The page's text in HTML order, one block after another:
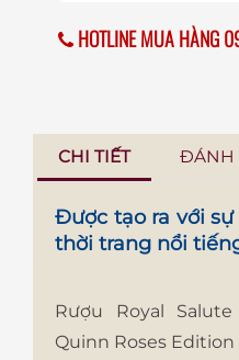
HOTLINE MUA HÀNG
CHI TIẾT ĐÁNH
Được tạo ra với
thời trang nổi
Bao
Rượu Royal
Quinn Roses Edition